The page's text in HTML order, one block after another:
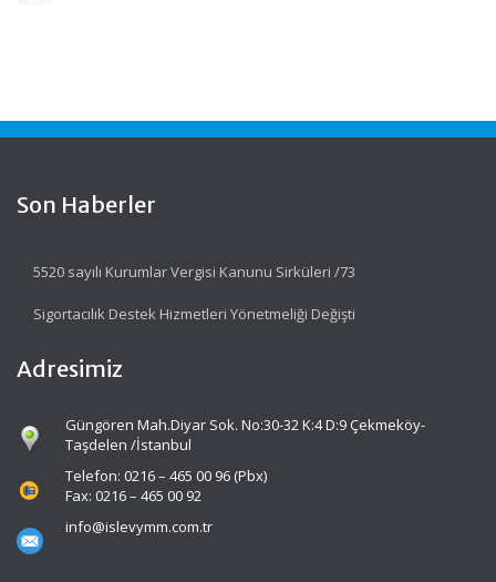
Son Haberler
5520 sayılı Kurumlar Vergisi Kanunu Sirküleri /73
Sigortacılık Destek Hizmetleri Yönetmeliği Değişti
Adresimiz
Güngören Mah.Diyar Sok. No:30-32 K:4 D:9 Çekmeköy-
Taşdelen /İstanbul
Telefon: 0216 – 465 00 96 (Pbx)
Fax: 0216 – 465 00 92
info@islevymm.com.tr